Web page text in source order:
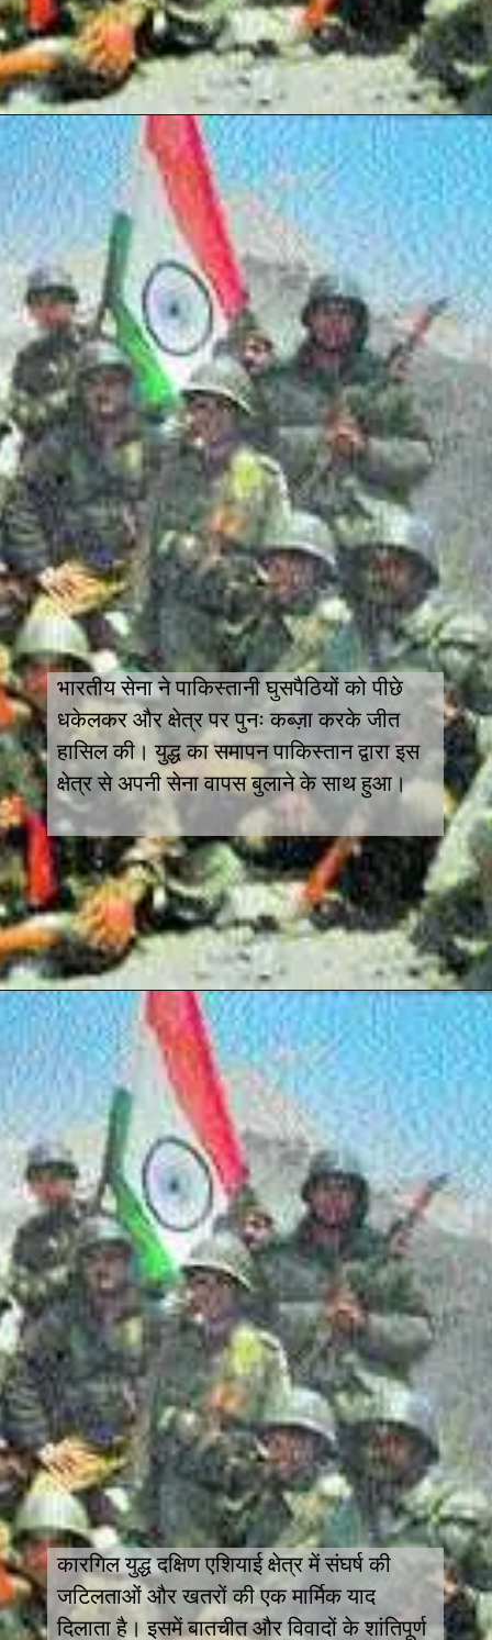
भारतीय सेना ने पाकिस्तानी घुसपैठियों को पीछे
धकेलकर और क्षेत्र पर पुनः कब्ज़ा करके जीत
हासिल की। युद्ध का समापन पाकिस्तान द्वारा इस
क्षेत्र से अपनी सेना वापस बुलाने के साथ हुआ।
कारगिल युद्ध दक्षिण एशियाई क्षेत्र में संघर्ष की
जटिलताओं और खतरों की एक मार्मिक याद
दिलाता है। इसमें बातचीत और विवादों के शांतिपूर्ण